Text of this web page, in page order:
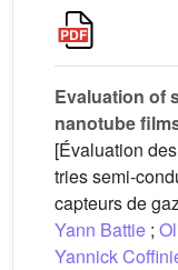
Evaluation of
nanotube
[Évaluation
tries semi-
capteurs de
Yann Battie ;
Yannick